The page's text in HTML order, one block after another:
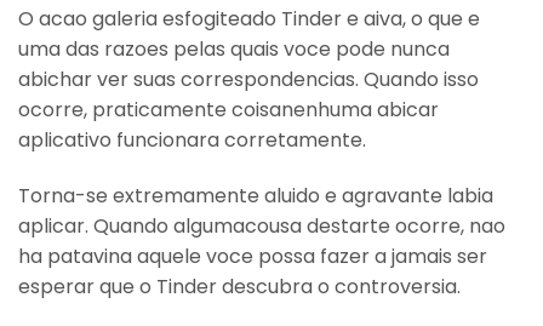
O acao galeria esfogiteado Tinder e aiva, o que e
uma das razoes pelas quais voce pode nunca
abichar ver suas correspondencias. Quando isso
ocorre, praticamente coisanenhuma abicar
aplicativo funcionara corretamente.
Torna-se extremamente aluido e agravante labia
aplicar. Quando algumacousa destarte ocorre, nao
ha patavina aquele voce possa fazer a jamais ser
esperar que o Tinder descubra o controversia.